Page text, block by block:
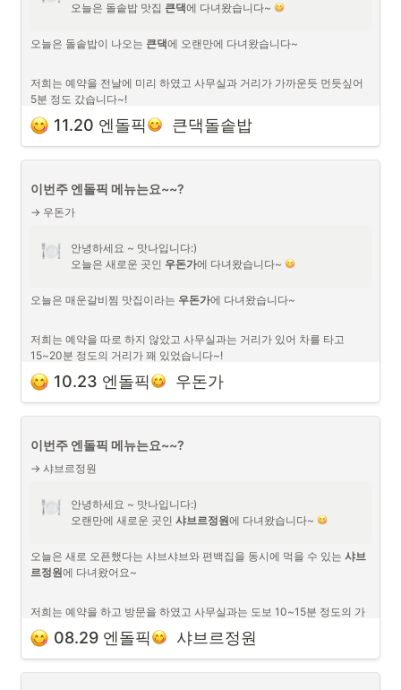
오늘은 돌솥밥 맛집 큰댁에 다녀왔습니다~
오늘은 돌솥밥이 나오는 큰댁에 오랜만에 다녀왔습니다~
저희는 예약을 전날에 미리 하였고 사무실과 거리가 가까운듯 먼듯싶어
5분 정도 갔습니다~!
외관은 정겨운 주택느낌이고 돌솥밥은 기본으로 메뉴 선택이 있었습니
다.
11.20 엔돌픽
  큰댁돌솥밥
이번주 엔돌픽 메뉴는요~~?
→ 우돈가
안녕하세요 ~ 맛나입니다:)
오늘은 새로운 곳인 우돈가에 다녀왔습니다~
오늘은 매운갈비찜 맛집이라는 우돈가에 다녀왔습니다~
저희는 예약을 따로 하지 않았고 사무실과는 거리가 있어 차를 타고
15~20분 정도의 거리가 꽤 있었습니다~!
외관은 갈비찜이라고 전혀 메뉴를 예측할 수 없는? 깨끗하고 정돈이 되
어있는 가게였습니다.
갈비찜 외에도 갈비탕, 제육 등이 있었습니다.
10.23 엔돌픽
  우돈가
이번주 엔돌픽 메뉴는요~~?
→ 샤브르정원
안녕하세요 ~ 맛나입니다:)
오랜만에 새로운 곳인 샤브르정원에 다녀왔습니다~
오늘은 새로 오픈했다는 샤브샤브와 편백집을 동시에 먹을 수 있는 샤브
르정원에 다녀왔어요~
저희는 예약을 하고 방문을 하였고 사무실과는 도보 10~15분 정도의 가
까운 거리에 있어서 걸어서 방문헀습니다~
새로 오픈 되서 그런지 굉장히 쾌적하고 깔끔하고
다양한 음식들이 있었습니다!
08.29 엔돌픽
  샤브르정원